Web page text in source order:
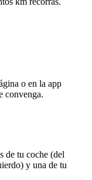
o en la app
convenga.
de tu coche (del
y una de tu